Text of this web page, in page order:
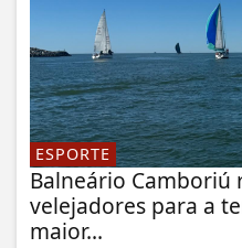
ESPORTE
Balneário Camboriú
velejadores para a
maior...